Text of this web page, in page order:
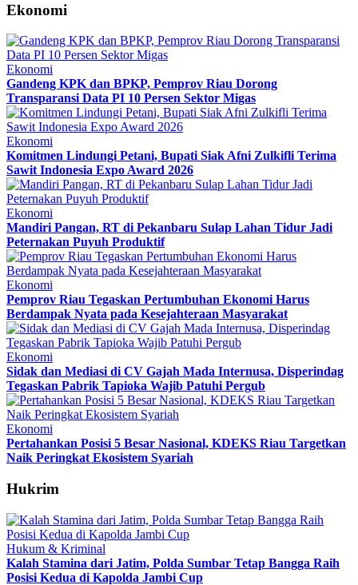
Ekonomi
Ekonomi
Gandeng KPK dan BPKP, Pemprov Riau Dorong
Transparansi Data PI 10 Persen Sektor Migas
Ekonomi
Komitmen Lindungi Petani, Bupati Siak Afni Zulkifli Terima
Sawit Indonesia Expo Award 2026
Ekonomi
Mandiri Pangan, RT di Pekanbaru Sulap Lahan Tidur Jadi
Peternakan Puyuh Produktif
Ekonomi
Pemprov Riau Tegaskan Pertumbuhan Ekonomi Harus
Berdampak Nyata pada Kesejahteraan Masyarakat
Ekonomi
Sidak dan Mediasi di CV Gajah Mada Internusa, Disperindag
Tegaskan Pabrik Tapioka Wajib Patuhi Pergub
Ekonomi
Pertahankan Posisi 5 Besar Nasional, KDEKS Riau Targetkan
Naik Peringkat Ekosistem Syariah
Hukrim
Hukum & Kriminal
Kalah Stamina dari Jatim, Polda Sumbar Tetap Bangga Raih
Posisi Kedua di Kapolda Jambi Cup